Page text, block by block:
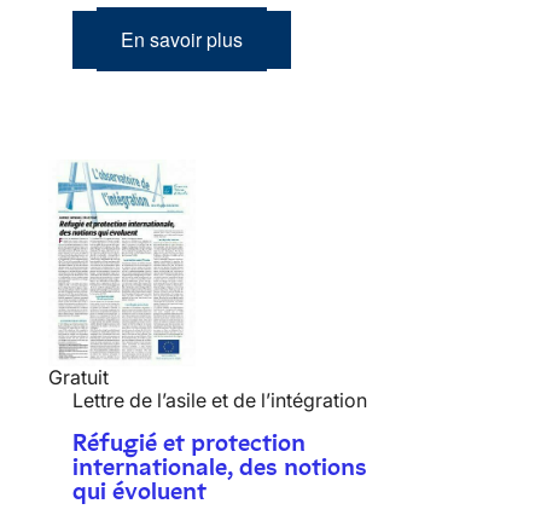
En savoir plus
Gratuit
Lettre de l’asile et de l’intégration
Réfugié et protection
internationale, des notions
qui évoluent